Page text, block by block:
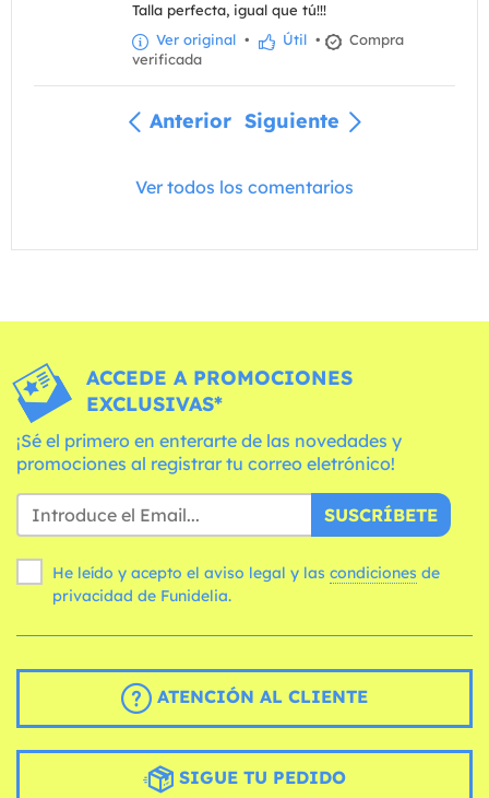
Talla perfecta, igual que tú!!!
Ver original • Útil •
Compra
verificada
Anterior Siguiente
Ver todos los comentarios
ACCEDE A PROMOCIONES
EXCLUSIVAS*
¡Sé el primero en enterarte de las novedades y
promociones al registrar tu correo eletrónico!
SUSCRÍBETE
He leído y acepto el aviso legal y las condiciones
privacidad de Funidelia.
ATENCIÓN AL CLIENTE
SIGUE TU PEDIDO